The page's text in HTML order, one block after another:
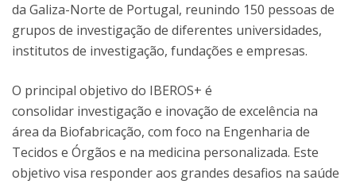
da Galiza-Norte de Portugal, reunindo 150 pessoas de
grupos de investigação de diferentes universidades,
institutos de investigação, fundações e empresas.
O principal objetivo do IBEROS+ é
consolidar investigação e inovação de excelência na
área da Biofabricação, com foco na Engenharia de
Tecidos e Órgãos e na medicina personalizada. Este
objetivo visa responder aos grandes desafios na saúde